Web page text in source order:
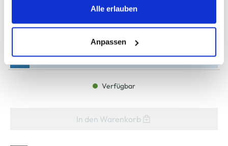
Trackingzwecke werden nur dann aktiviert, wenn Sie das
erlauben" bzw. "Alle erlauben" klicken. Mehr dazu
(einschließlich der Möglichkeit, die Einwilligungserklärung
zu ändern oder zu widerrufen) erfahren Sie in unserem
Cookie-Hinweisbzw. derDatenschutzerklärung.
Alle erlauben
Anpassen
34 36 38 40 42 44
Bitte wählen Sie eine Größe aus
Verfügbar
In den Warenkorb